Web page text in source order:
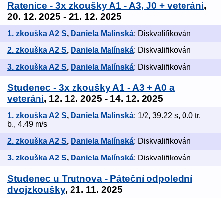
Ratenice - 3x zkoušky A1 - A3, J0 + veteráni,
20. 12. 2025 - 21. 12. 2025
1. zkouška A2 S, Daniela Malínská: Diskvalifikován
2. zkouška A2 S, Daniela Malínská: Diskvalifikován
3. zkouška A2 S, Daniela Malínská: Diskvalifikován
Studenec - 3x zkoušky A1 - A3 + A0 a
veteráni, 12. 12. 2025 - 14. 12. 2025
1. zkouška A2 S, Daniela Malínská: 1/2, 39.22 s, 0.0 tr.
b., 4.49 m/s
2. zkouška A2 S, Daniela Malínská: Diskvalifikován
3. zkouška A2 S, Daniela Malínská: Diskvalifikován
Studenec u Trutnova - Páteční odpolední
dvojzkoušky, 21. 11. 2025